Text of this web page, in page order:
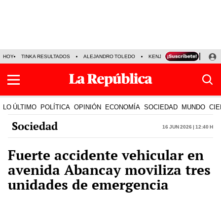
HOY TINKA RESULTADOS ALEJANDRO TOLEDO KENJI FUJIMORI
LO ÚLTIMO POLÍTICA OPINIÓN ECONOMÍA SOCIEDAD MUNDO
Sociedad 16 Jun 2026 | 12:40 h
Fuerte accidente vehicular en
avenida Abancay moviliza tres
unidades de emergencia